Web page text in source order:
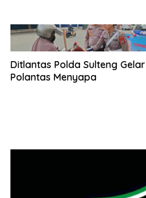
Ditlantas Polda Sulteng Gelar
Polantas Menyapa